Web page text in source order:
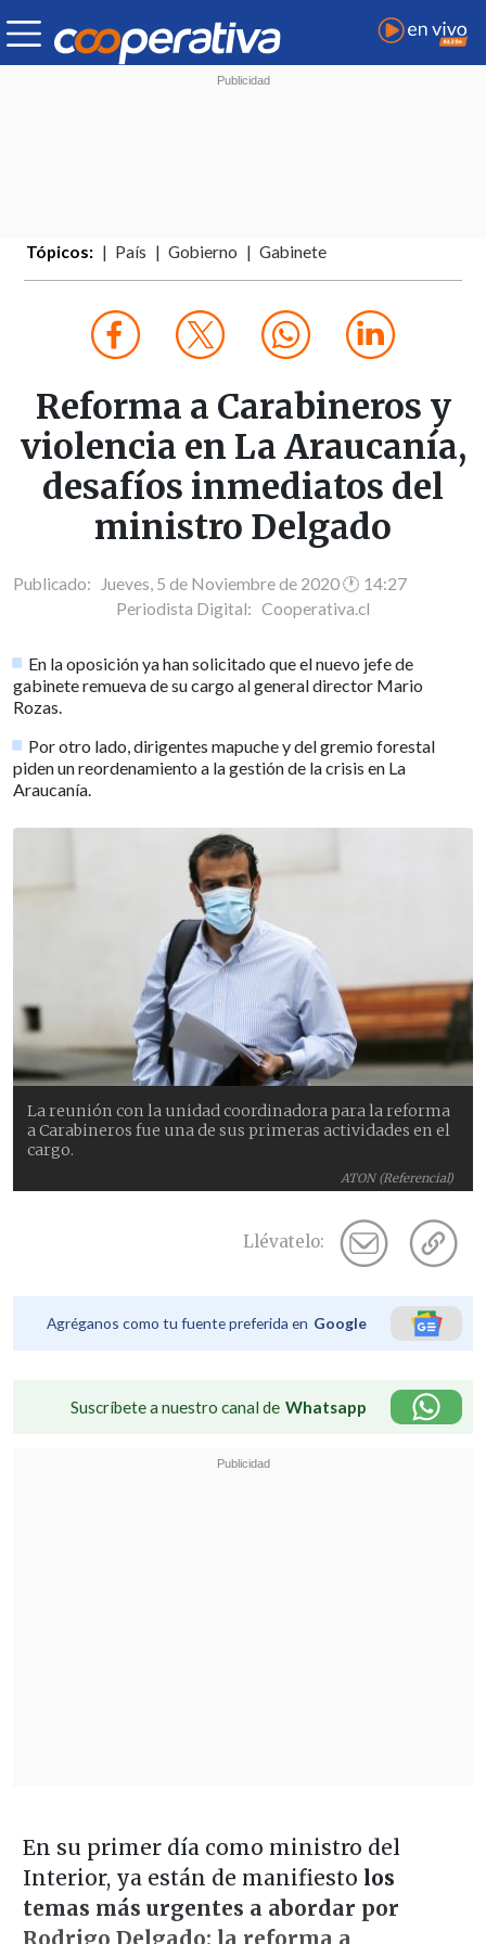
Tópicos: País Gobierno Gabinete
Reforma a Carabineros y
violencia en La Araucanía,
desafíos inmediatos del
ministro Delgado
Publicado: Jueves, 5 de Noviembre de 2020 🕐 14:27
Periodista Digital: Cooperativa.cl
En la oposición ya han solicitado que el nuevo jefe de
gabinete remueva de su cargo al general director Mario
Rozas.
Por otro lado, dirigentes mapuche y del gremio forestal
piden un reordenamiento a la gestión de la crisis en La
Araucanía.
ATON (Referencial)
La reunión con la unidad coordinadora para la reforma
a Carabineros fue una de sus primeras actividades en el
cargo.
Llévatelo:
Agréganos como tu fuente preferida en Google
Suscríbete a nuestro canal de Whatsapp
En su primer día como ministro del
Interior, ya están de manifiesto los
temas más urgentes a abordar por
Rodrigo Delgado: la reforma a